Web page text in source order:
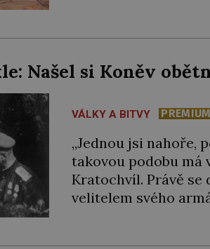
by ale rádi do kobky
[…]
Našel si Koněv
VÁLKY A BITVY PREMIUM
„Jednou jsi nahoře,
takovou podobu má
Kratochvíl. Právě se
velitelem svého